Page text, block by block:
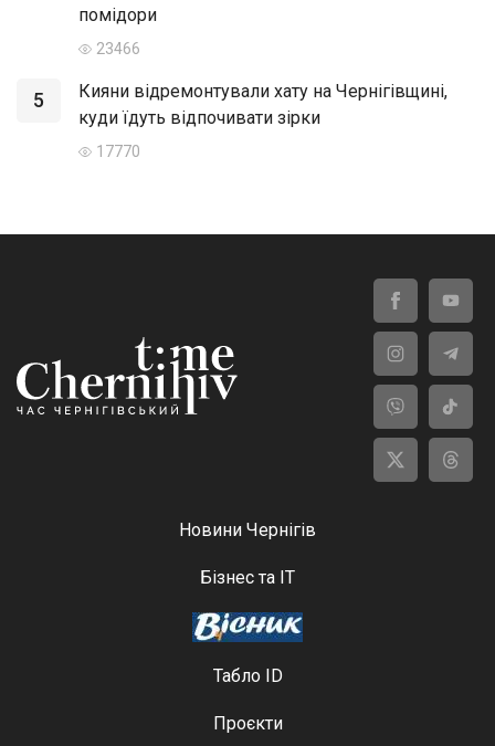
помідори
23466
5
Кияни відремонтували хату на Чернігівщині,
куди їдуть відпочивати зірки
17770
Новини Чернігів
Бізнес та ІТ
Табло ID
Проєкти